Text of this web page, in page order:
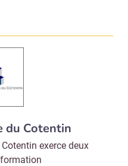
du Cotentin
exerce deux